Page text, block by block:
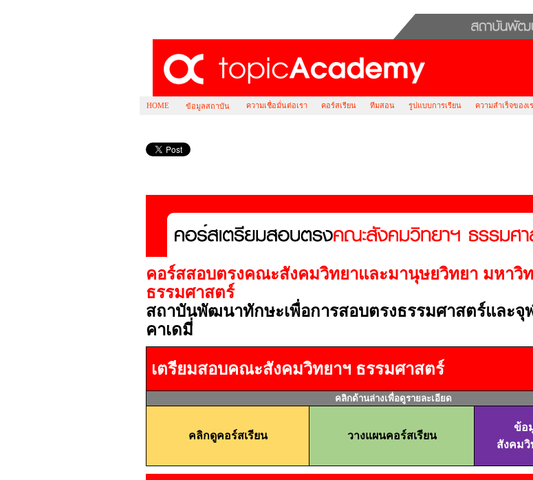
HOME ข้อมูลสถาบัน ความเชื่อมั่นต่อเรา คอร์สเรียน ทีมสอน รูปแบบการเรียน ความสำเร็จของเ
คอร์สสอบตรงคณะสังคมวิทยาและมานุษยวิทยา มหาวิ
ธรรมศาสตร์
สถาบันพัฒนาทักษะเพื่อการสอบตรงธรรมศาสตร์และจุ
คาเดมี่
เตรียมสอบคณะสังคมวิทยาฯ ธรรมศาสตร์
คลิกด้านล่างเพื่อดูรายละเอียด
คลิกดูคอร์สเรียน วางแผนคอร์สเรียน
ข้อ
สังคมวิ